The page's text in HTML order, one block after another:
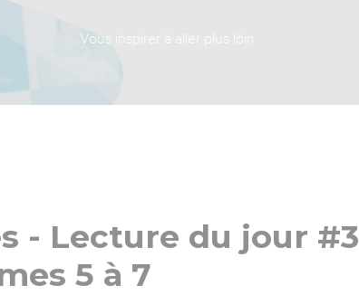
Vous inspirer à aller plus loin
- Lecture du jour #3
5 à 7